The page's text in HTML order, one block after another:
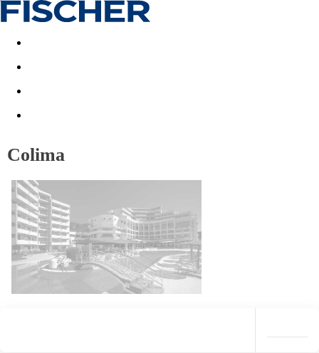
Last minute Dovolenkové kluby
Colima